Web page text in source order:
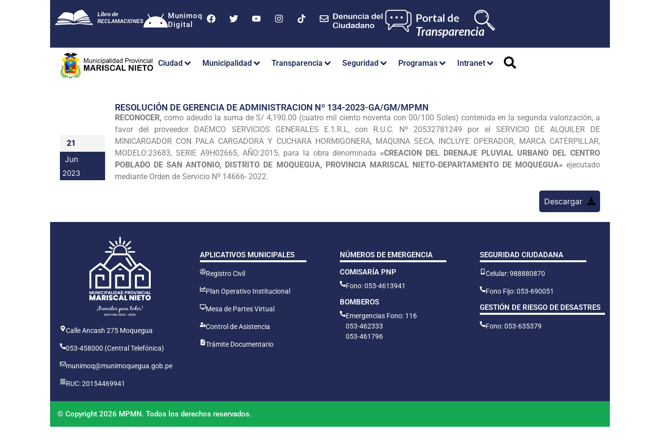
Munimoq
Digital
Ciudad Municipalidad Transparencia Seguridad Programas Intranet
21
Jun
2023
RESOLUCIÓN DE GERENCIA DE ADMINISTRACION Nº 134-2023-GA/GM/MPMN
RECONOCER, como adeudo la suma de S/ 4,190.00 (cuatro mil ciento noventa con 00/100 Soles) contenida en la segunda valorización, a
favor del proveedor DAEMCO SERVICIOS GENERALES E.1.R.L, con R.U.C. Nº 20532781249 por el SERVICIO DE ALQUILER DE
MINICARGADOR CON PALA CARGADORA Y CUCHARA HORMIGONERA, MAQUINA SECA, INCLUYE OPERADOR, MARCA CATERPILLAR,
MODELO:23683, SERIE A9H02665, AÑO:2015, para la obra denominada «CREACION DEL DRENAJE PLUVIAL URBANO DEL CENTRO
POBLADO DE SAN ANTONIO, DISTRITO DE MOQUEGUA, PROVINCIA MARISCAL NIETO-DEPARTAMENTO DE MOQUEGUA» ejecutado
mediante Orden de Servicio Nº 14666- 2022.
Descargar
Calle Ancash 275 Moquegua
053-458000 (Central Telefónica)
munimoq@munimoquegua.gob.pe
RUC: 20154469941
APLICATIVOS MUNICIPALES
Registro Civil
Plan Operativo Institucional
Mesa de Partes Virtual
Control de Asistencia
Trámite Documentario
NÚMEROS DE EMERGENCIA
COMISARÍA PNP
Fono: 053-4613941
BOMBEROS
Emergencias Fono: 116
053-462333
053-461796
SEGURIDAD CIUDADANA
Celular: 988880870
Fono Fijo: 053-690051
GESTIÓN DE RIESGO DE DESASTRES
Fono: 053-635379
© Copyright 2026 MPMN. Todos los derechos reservados.